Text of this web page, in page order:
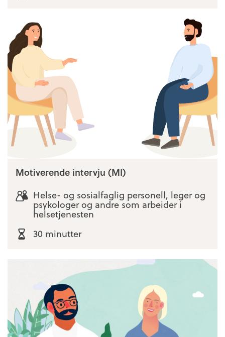
Motiverende intervju (MI)
Helse- og sosialfaglig personell, leger og
psykologer og andre som arbeider i
helsetjenesten
30 minutter